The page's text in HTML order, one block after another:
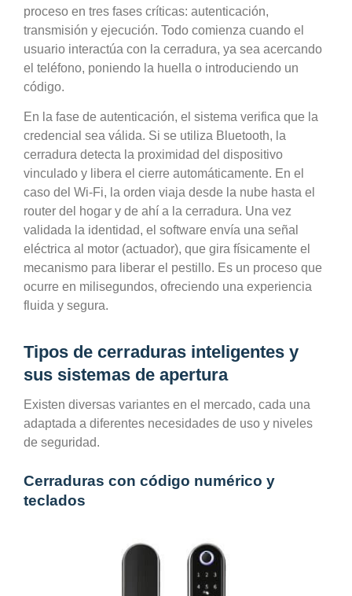
proceso en tres fases críticas: autenticación,
transmisión y ejecución. Todo comienza cuando el
usuario interactúa con la cerradura, ya sea acercando
el teléfono, poniendo la huella o introduciendo un
código.
En la fase de autenticación, el sistema verifica que la
credencial sea válida. Si se utiliza Bluetooth, la
cerradura detecta la proximidad del dispositivo
vinculado y libera el cierre automáticamente. En el
caso del Wi-Fi, la orden viaja desde la nube hasta el
router del hogar y de ahí a la cerradura. Una vez
validada la identidad, el software envía una señal
eléctrica al motor (actuador), que gira físicamente el
mecanismo para liberar el pestillo. Es un proceso que
ocurre en milisegundos, ofreciendo una experiencia
fluida y segura.
Tipos de cerraduras inteligentes y
sus sistemas de apertura
Existen diversas variantes en el mercado, cada una
adaptada a diferentes necesidades de uso y niveles
de seguridad.
Cerraduras con código numérico y
teclados